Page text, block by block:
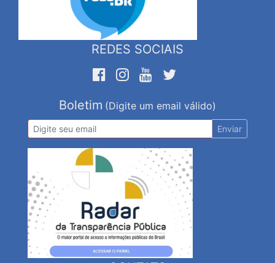
REDES SOCIAIS
Boletim (Digite um email válido)
Enviar